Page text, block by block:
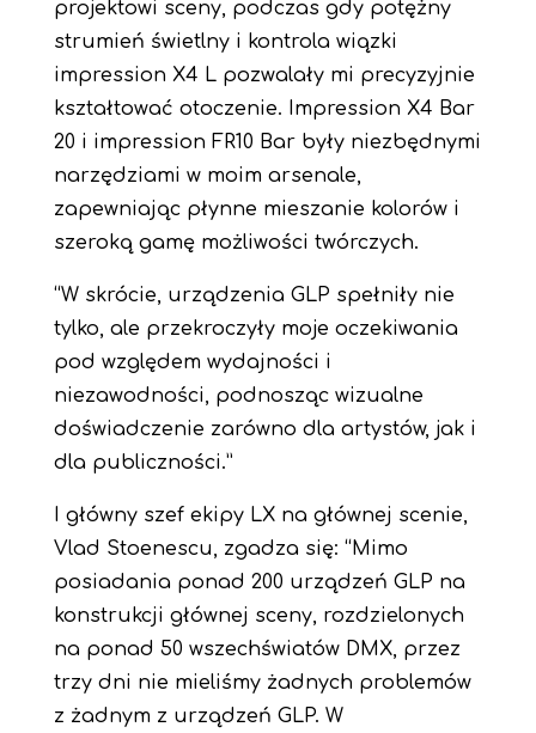
projektowi sceny, podczas gdy potężny
strumień świetlny i kontrola wiązki
impression X4 L pozwalały mi precyzyjnie
kształtować otoczenie. Impression X4 Bar
20 i impression FR10 Bar były niezbędnymi
narzędziami w moim arsenale,
zapewniając płynne mieszanie kolorów i
szeroką gamę możliwości twórczych.
“W skrócie, urządzenia GLP spełniły nie
tylko, ale przekroczyły moje oczekiwania
pod względem wydajności i
niezawodności, podnosząc wizualne
doświadczenie zarówno dla artystów, jak i
dla publiczności.”
I główny szef ekipy LX na głównej scenie,
Vlad Stoenescu, zgadza się: “Mimo
posiadania ponad 200 urządzeń GLP na
konstrukcji głównej sceny, rozdzielonych
na ponad 50 wszechświatów DMX, przez
trzy dni nie mieliśmy żadnych problemów
z żadnym z urządzeń GLP. W